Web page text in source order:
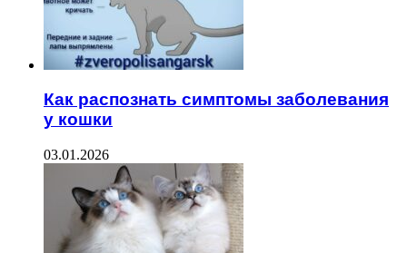
Как распознать симптомы заболевания
у кошки
03.01.2026